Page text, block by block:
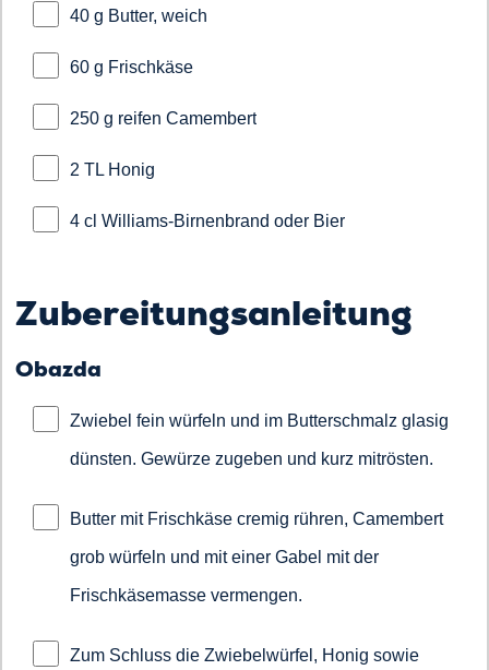
40 g Butter, weich
60 g Frischkäse
250 g reifen Camembert
2 TL Honig
4 cl Williams-Birnenbrand oder Bier
Zubereitungsanleitung
Obazda
Zwiebel fein würfeln und im Butterschmalz glasig
dünsten. Gewürze zugeben und kurz mitrösten.
Butter mit Frischkäse cremig rühren, Camembert
grob würfeln und mit einer Gabel mit der
Frischkäsemasse vermengen.
Zum Schluss die Zwiebelwürfel, Honig sowie